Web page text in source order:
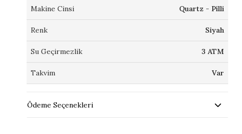
Makine Cinsi Quartz - Pilli
Renk Siyah
Su Geçirmezlik 3 ATM
Takvim Var
Ödeme Seçenekleri